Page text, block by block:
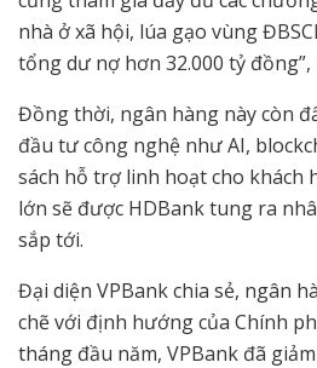
nhà ở xã hội, lúa gạo vùng
tổng dư nợ hơn 32.000 tỷ
Đồng thời, ngân hàng này còn
đầu tư công nghệ như AI,
sách hỗ trợ linh hoạt cho khách
lớn sẽ được HDBank tung ra
sắp tới.
Đại diện VPBank chia sẻ, ngân
chẽ với định hướng của Chính
tháng đầu năm, VPBank đã